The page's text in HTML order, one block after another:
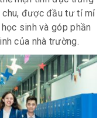
được đầu tư tỉ mỉ
sinh và góp phần
của nhà trường.